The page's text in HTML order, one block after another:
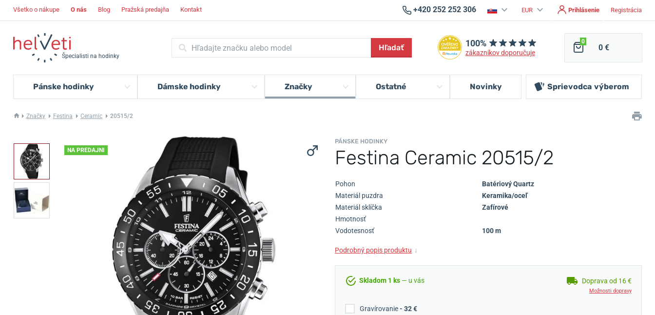
Všetko o nákupe O nás Blog Pražská predajňa Kontakt +420 252 252 306 EUR Prihlásenie Registrácia
Špecialisti na hodinky
Hľadať 100%
zákazníkov doporučuje
0
0 €
Pánske hodinky Dámske hodinky Značky Ostatné Novinky Sprievodca výberom
Značky Festina Ceramic 20515/2
PÁNSKE HODINKY
Festina Ceramic 20515/2
NA PREDAJNI
Pohon
Batériový Quartz
Materiál puzdra
Keramika/oceľ
Materiál sklíčka
Zafírové
Hmotnosť
Vodotesnosť
100 m
Podrobný popis produktu ↓
Skladom 1 ks — u vás Doprava od 16 €
Možnosti dopravy
Gravírovanie- 32 €